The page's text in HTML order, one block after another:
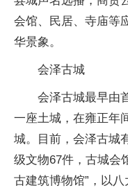
会馆、民居、寺庙等
华景象。
会泽古城
会泽古城最早由
一座土城，在雍正年
城。目前，会泽古城
级文物67件，古城会
古建筑博物馆”，以